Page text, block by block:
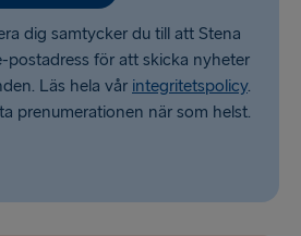
dig samtycker du till att Stena
postadress för att skicka nyheter
Läs hela vår integritetspolicy.
prenumerationen när som helst.